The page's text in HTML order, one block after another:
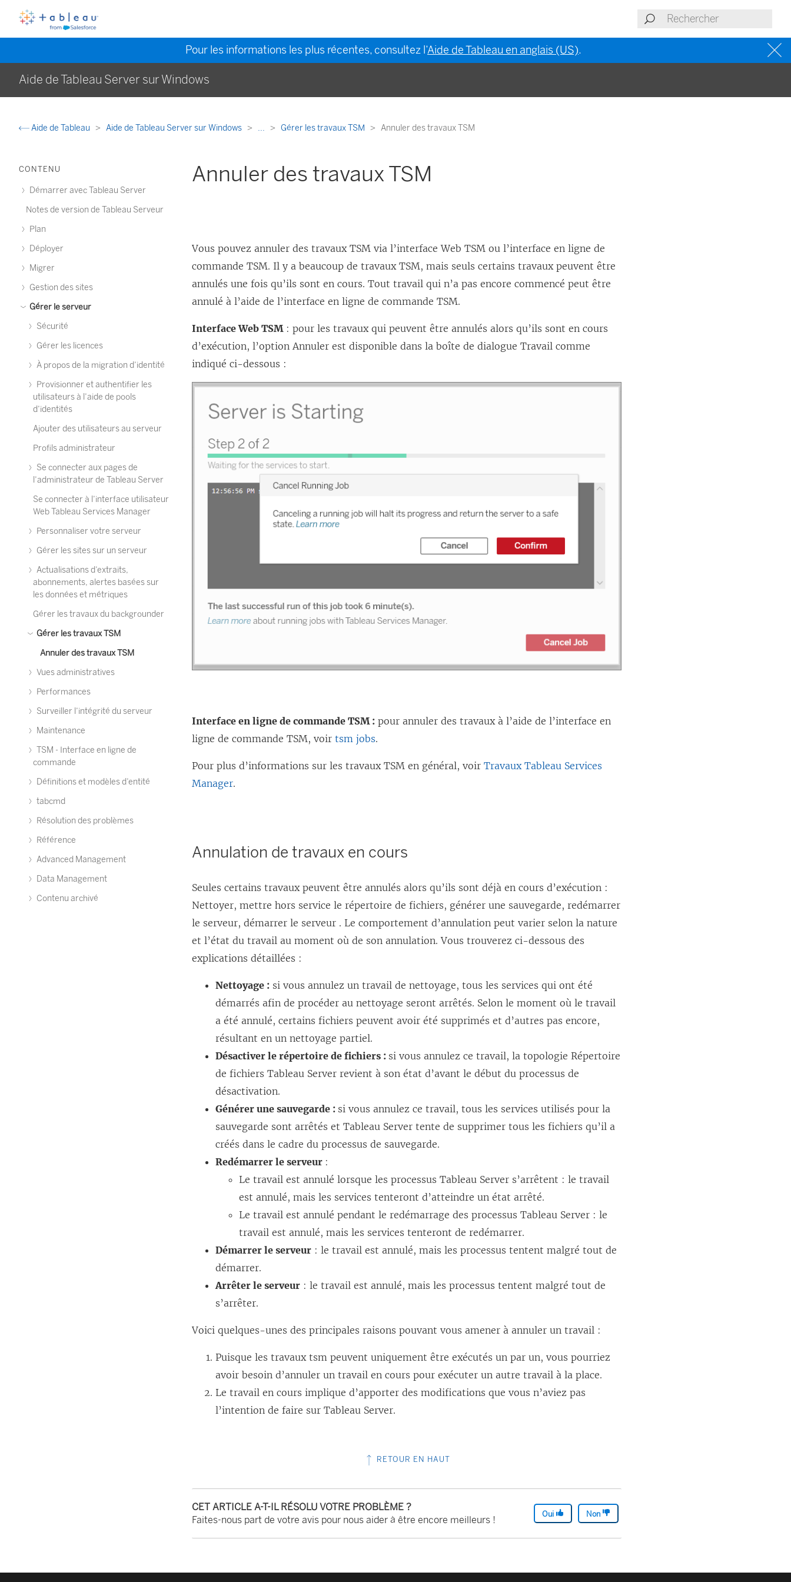
Pour les informations les plus récentes, consultez l’Aide de Tableau en anglais (US).
Aide de Tableau Server sur Windows
Aide de Tableau Aide de Tableau Server sur Windows ... Gérer les travaux TSM Annuler des travaux TSM
CONTENU
Démarrer avec Tableau Server
Notes de version de Tableau Serveur
Plan
Déployer
Migrer
Gestion des sites
Gérer le serveur
Sécurité
Gérer les licences
À propos de la migration d’identité
Provisionner et authentifier les
utilisateurs à l’aide de pools
d’identités
Ajouter des utilisateurs au serveur
Profils administrateur
Se connecter aux pages de
l’administrateur de Tableau Server
Se connecter à l’interface utilisateur
Web Tableau Services Manager
Personnaliser votre serveur
Gérer les sites sur un serveur
Actualisations d’extraits,
abonnements, alertes basées sur
les données et métriques
Gérer les travaux du backgrounder
Gérer les travaux TSM
Annuler des travaux TSM
Vues administratives
Performances
Surveiller l’intégrité du serveur
Maintenance
TSM - Interface en ligne de
commande
Définitions et modèles d’entité
tabcmd
Résolution des problèmes
Référence
Advanced Management
Data Management
Contenu archivé
Annuler des travaux TSM
Vous pouvez annuler des travaux TSM via l’interface Web TSM ou l’interface en ligne de
commande TSM. Il y a beaucoup de travaux TSM, mais seuls certains travaux peuvent être
annulés une fois qu’ils sont en cours. Tout travail qui n’a pas encore commencé peut être
annulé à l’aide de l’interface en ligne de commande TSM.
Interface Web TSM: pour les travaux qui peuvent être annulés alors qu’ils sont en cours
d’exécution, l’option Annuler est disponible dans la boîte de dialogue Travail comme
indiqué ci-dessous :
Interface en ligne de commande TSM : pour annuler des travaux à l’aide de l’interface en
ligne de commande TSM, voirtsm jobs.
Pour plus d’informations sur les travaux TSM en général, voirTravaux Tableau Services
Manager.
Annulation de travaux en cours
Seules certains travaux peuvent être annulés alors qu’ils sont déjà en cours d’exécution :
Nettoyer, mettre hors service le répertoire de fichiers, générer une sauvegarde, redémarrer
le serveur, démarrer le serveur . Le comportement d’annulation peut varier selon la nature
et l’état du travail au moment où de son annulation. Vous trouverez ci-dessous des
explications détaillées :
Nettoyage : si vous annulez un travail de nettoyage, tous les services qui ont été
démarrés afin de procéder au nettoyage seront arrêtés. Selon le moment où le travail
a été annulé, certains fichiers peuvent avoir été supprimés et d’autres pas encore,
résultant en un nettoyage partiel.
Désactiver le répertoire de fichiers : si vous annulez ce travail, la topologie Répertoire
de fichiers Tableau Server revient à son état d’avant le début du processus de
désactivation.
Générer une sauvegarde : si vous annulez ce travail, tous les services utilisés pour la
sauvegarde sont arrêtés et Tableau Server tente de supprimer tous les fichiers qu’il a
créés dans le cadre du processus de sauvegarde.
Redémarrer le serveur :
Le travail est annulé lorsque les processus Tableau Server s’arrêtent : le travail
est annulé, mais les services tenteront d’atteindre un état arrêté.
Le travail est annulé pendant le redémarrage des processus Tableau Server : le
travail est annulé, mais les services tenteront de redémarrer.
Démarrer le serveur : le travail est annulé, mais les processus tentent malgré tout de
démarrer.
Arrêter le serveur : le travail est annulé, mais les processus tentent malgré tout de
s’arrêter.
Voici quelques-unes des principales raisons pouvant vous amener à annuler un travail :
Puisque les travaux tsm peuvent uniquement être exécutés un par un, vous pourriez
avoir besoin d’annuler un travail en cours pour exécuter un autre travail à la place.
Le travail en cours implique d’apporter des modifications que vous n’aviez pas
l’intention de faire sur Tableau Server.
RETOUR EN HAUT
CET ARTICLE A-T-IL RÉSOLU VOTRE PROBLÈME ?
Faites-nous part de votre avis pour nous aider à être encore meilleurs !
Oui Non